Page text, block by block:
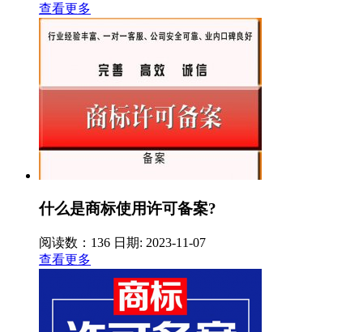
查看更多
什么是商标使用许可备案?
阅读数：136 日期: 2023-11-07
查看更多